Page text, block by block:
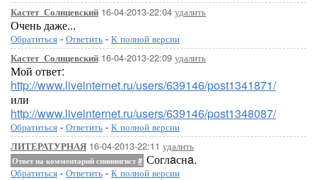
Кастет_Солнцевский 16-04-2013-22:04 удалить
Очень даже...
Обратиться - Ответить - К полной версии
Кастет_Солнцевский 16-04-2013-22:09 удалить
Мой ответ:
http://www.liveinternet.ru/users/639146/post1341871/
или
http://www.liveinternet.ru/users/639146/post1348087/
Обратиться - Ответить - К полной версии
ЛИТЕРАТУРНАЯ 16-04-2013-22:11 удалить
Ответ на комментарий спинингист# Соглaснa.
Обратиться - Ответить - К полной версии